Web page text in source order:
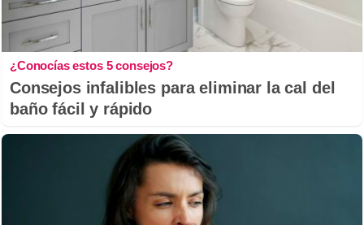
¿Conocías estos 5 consejos?
Consejos infalibles para eliminar la cal del
baño fácil y rápido